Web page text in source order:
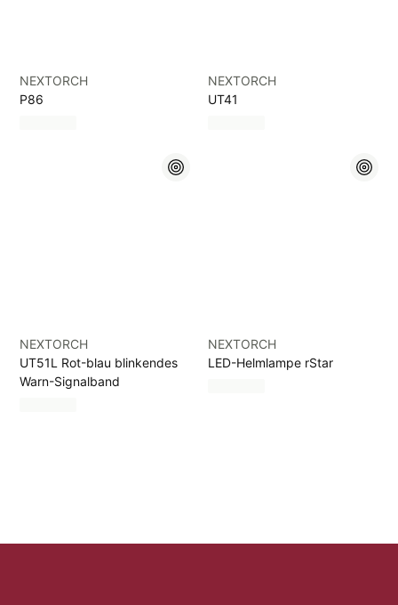
NEXTORCH
P86
NEXTORCH
UT41
NEXTORCH
UT51L Rot-blau blinkendes
Warn-Signalband
NEXTORCH
LED-Helmlampe rStar